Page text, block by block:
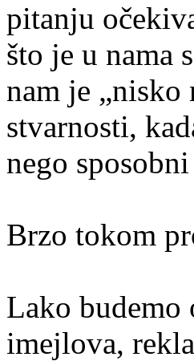
pitanju
što je u nama
nam je „nisko
stvarnosti,
nego
Brzo tokom
Lako budemo
imejlova,